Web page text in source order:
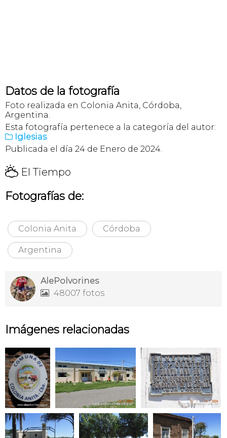
Datos de la fotografía
Foto realizada en Colonia Anita, Córdoba,
Argentina.
Esta fotografía pertenece a la categoría del autor:
 Iglesias
Publicada el día 24 de Enero de 2024.
H El Tiempo
Fotografías de:
Colonia Anita Córdoba
Argentina
AlePolvorines
 48007 fotos
Imágenes relacionadas